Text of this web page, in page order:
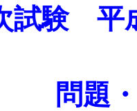
試験 平
問題